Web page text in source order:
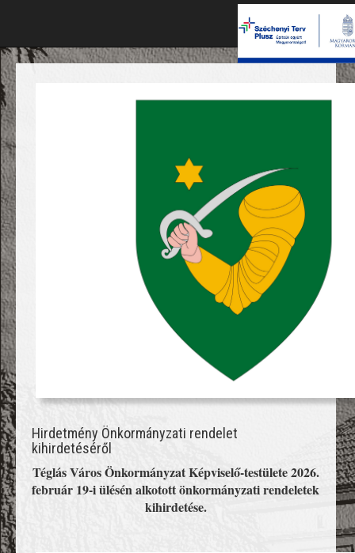
Hirdetmény Önkormányzati rendelet
kihirdetéséről
Téglás Város Önkormányzat Képviselő-testülete 2026.
február 19-i ülésén alkotott önkormányzati rendeletek
kihirdetése.